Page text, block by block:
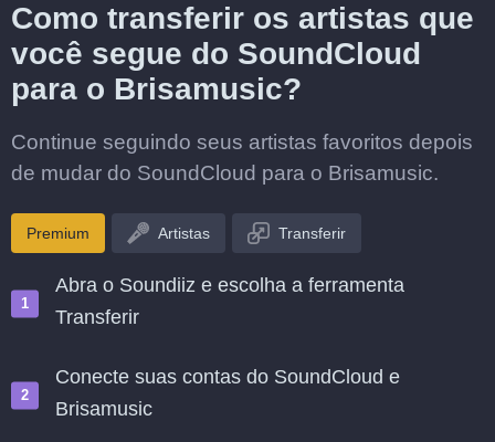
Como transferir os artistas que
você segue do SoundCloud
para o Brisamusic?
Continue seguindo seus artistas favoritos depois
de mudar do SoundCloud para o Brisamusic.
Premium Artistas Transferir
Abra o Soundiiz e escolha a ferramenta
Transferir
Conecte suas contas do SoundCloud e
Brisamusic